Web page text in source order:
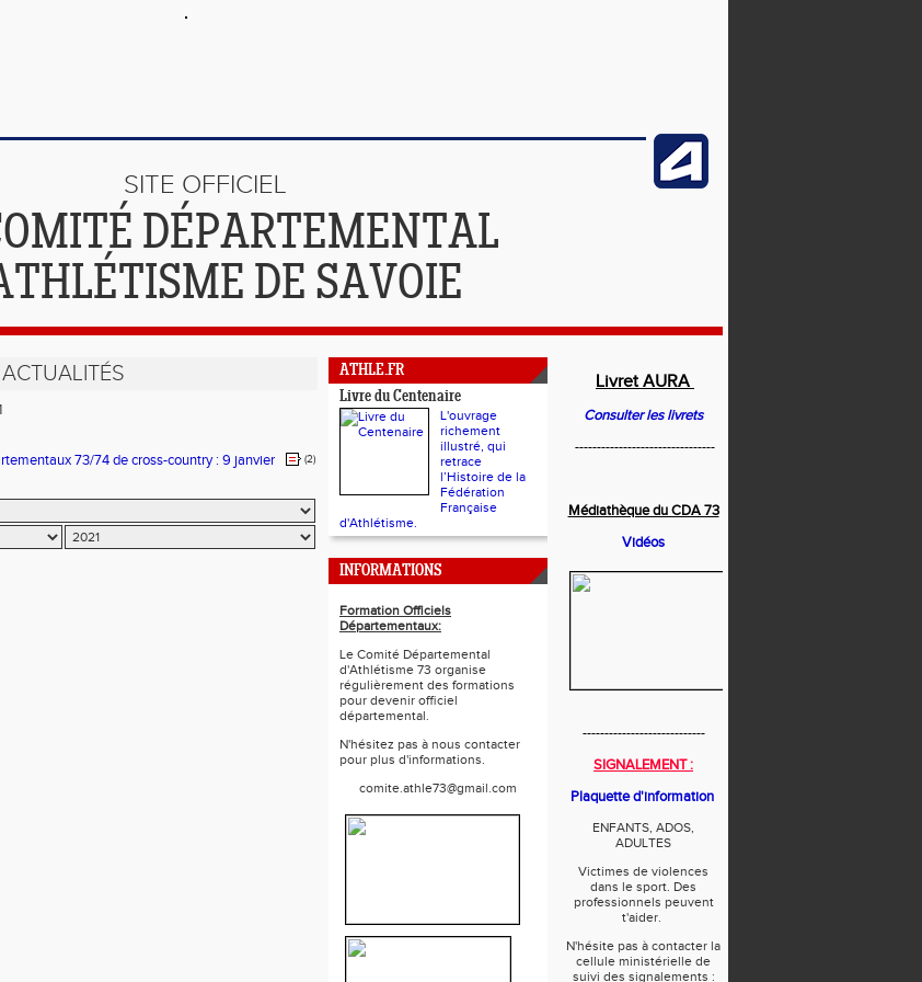
SITE OFFICIEL
DÉPARTEMENTAL
DE SAVOIE
ACTUALITÉS
73/74 de cross-country : 9 janvier
(2)
ATHLE.FR
Livre du Centenaire
L'ouvrage
richement
illustré, qui
retrace
l’Histoire de la
Fédération
Française
d'Athlétisme.
INFORMATIONS
Formation Officiels
Départementaux:
Le Comité Départemental
d'Athlétisme 73 organise
régulièrement des formations
pour devenir officiel
départemental.
N'hésitez pas à nous contacter
pour plus d'informations.
comite.athle73@gmail.com
Livret AURA
Consulter les livrets
--------------------------------
Médiathèque du CDA 73
Vidéos
----------------------------
SIGNALEMENT :
Plaquette d'information
ENFANTS, ADOS,
ADULTES
Victimes de violences
dans le sport. Des
professionnels peuvent
t'aider.
N'hésite pas à contacter la
cellule ministérielle de
suivi des signalements :